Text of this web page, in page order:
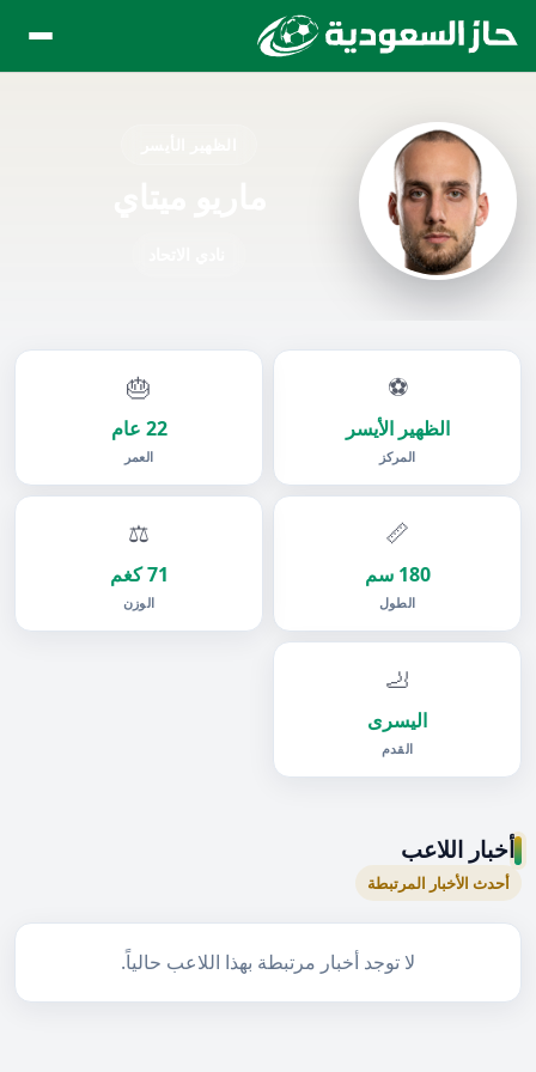
⚽
الظهير الأيسر
المركز
🎂
22 عام
العمر
📏
180 سم
الطول
⚖️
71 كغم
الوزن
🦶
اليسرى
القدم
أخبار اللاعب
أحدث الأخبار المرتبطة
لا توجد أخبار مرتبطة بهذا اللاعب حالياً.